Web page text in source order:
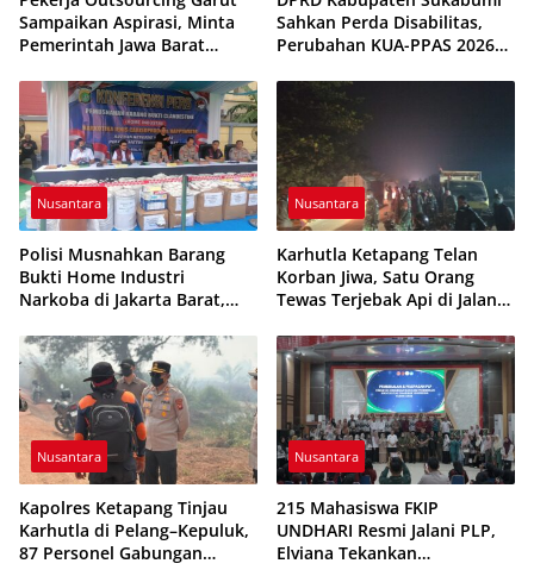
Sampaikan Aspirasi, Minta
Pemerintah Jawa Barat
Sahkan Perda Disabilitas,
Perubahan KUA-PPAS 2026
Nusantara
Polisi Musnahkan Barang
Bukti Home Industri
Narkoba di Jakarta Barat,
Beredar
Nusantara
Karhutla Ketapang Telan
Korban Jiwa, Satu Orang
Tewas Terjebak Api di Jalan
Nusantara
Kapolres Ketapang Tinjau
Karhutla di Pelang–Kepuluk,
87 Personel Gabungan
Nusantara
215 Mahasiswa FKIP
UNDHARI Resmi Jalani PLP,
Elviana Tekankan